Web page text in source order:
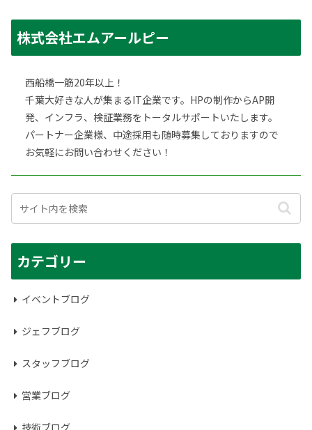
株式会社エムアールピー
西船橋一筋20年以上！
千葉大好きな人が集まるIT企業です。HPの制作からAP開
発、インフラ、検証業務をトータルサポートいたします。
パートナー企業様、中途採用も随時募集しておりますので
お気軽にお問い合わせください！
カテゴリー
イベントブログ
ジェフブログ
スタッフブログ
営業ブログ